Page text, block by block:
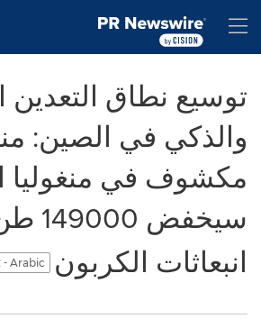
توسيع نطاق التعدين
والذكي في الصين:
مكشوف في منغوليا
انبعاثات الكربون
- Arabic